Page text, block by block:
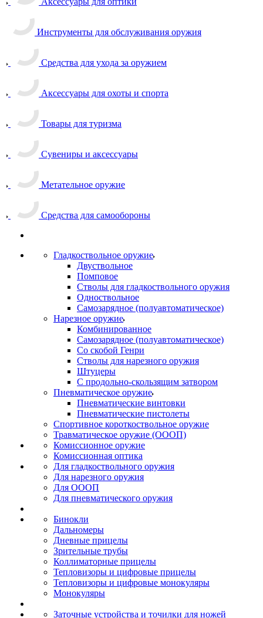
Инструменты для обслуживания оружия
Средства для ухода за оружием
Аксессуары для охоты и спорта
Товары для туризма
Сувениры и аксессуары
Метательное оружие
Средства для самообороны
Гладкоствольное оружие
Двуствольное
Помповое
Стволы для гладкоствольного оружия
Одноствольное
Самозарядное (полуавтоматическое)
Нарезное оружие
Комбинированное
Самозарядное (полуавтоматическое)
Со скобой Генри
Стволы для нарезного оружия
Штуцеры
С продольно-скользящим затвором
Пневматическое оружие
Пневматические винтовки
Пневматические пистолеты
Спортивное короткоствольное оружие
Травматическое оружие (ОООП)
Комиссионное оружие
Комиссионная оптика
Для гладкоствольного оружия
Для нарезного оружия
Для ОООП
Для пневматического оружия
Бинокли
Дальномеры
Дневные прицелы
Зрительные трубы
Коллиматорные прицелы
Тепловизоры и цифровые прицелы
Тепловизоры и цифровые монокуляры
Монокуляры
Заточные устройства и точилки для ножей